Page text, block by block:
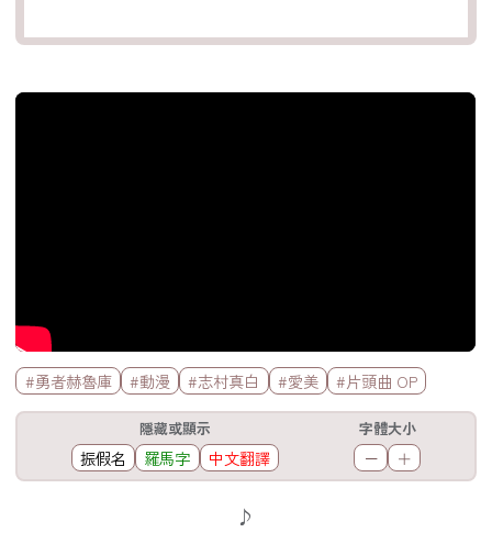
官方Youtube影片
標籤欄
#勇者赫魯庫 #動漫 #志村真白 #愛美 #片頭曲 OP
隱藏或顯示
振假名 羅馬字 中文翻譯
字體大小
－ ＋
♪